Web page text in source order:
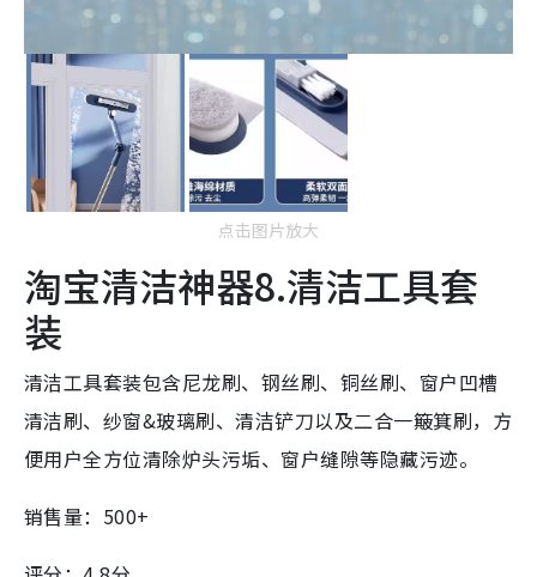
点击图片放大
淘宝清洁神器8.清洁工具套
装
清洁工具套装包含尼龙刷、钢丝刷、铜丝刷、窗户凹槽
清洁刷、纱窗&玻璃刷、清洁铲刀以及二合一簸箕刷，方
便用户全方位清除炉头污垢、窗户缝隙等隐藏污迹。
销售量：500+